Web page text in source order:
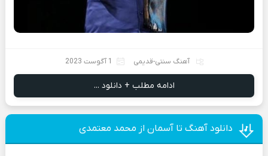
آهنگ سنتی-قدیمی 1 آگوست 2023
ادامه مطلب + دانلود ...
دانلود آهنگ تا آسمان از محمد معتمدی